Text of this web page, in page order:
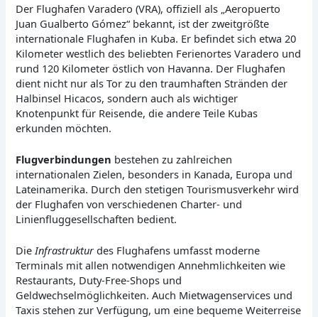
Der Flughafen Varadero (VRA), offiziell als „Aeropuerto
Juan Gualberto Gómez“ bekannt, ist der zweitgrößte
internationale Flughafen in Kuba. Er befindet sich etwa 20
Kilometer westlich des beliebten Ferienortes Varadero und
rund 120 Kilometer östlich von Havanna. Der Flughafen
dient nicht nur als Tor zu den traumhaften Stränden der
Halbinsel Hicacos, sondern auch als wichtiger
Knotenpunkt für Reisende, die andere Teile Kubas
erkunden möchten.
Flugverbindungen bestehen zu zahlreichen
internationalen Zielen, besonders in Kanada, Europa und
Lateinamerika. Durch den stetigen Tourismusverkehr wird
der Flughafen von verschiedenen Charter- und
Linienfluggesellschaften bedient.
DieInfrastrukturdes Flughafens umfasst moderne
Terminals mit allen notwendigen Annehmlichkeiten wie
Restaurants, Duty-Free-Shops und
Geldwechselmöglichkeiten. Auch Mietwagenservices und
Taxis stehen zur Verfügung, um eine bequeme Weiterreise